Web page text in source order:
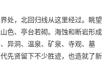
处，北回归线从这里经过。眺望
色、亭台若砌。海蚀和断岩形成
异洞、温泉、矿泉、寺观、墓
先贤留下不少胜迹，也造就了新